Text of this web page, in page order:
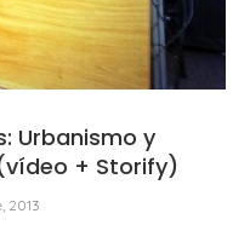
Urbanismo y
+ Storify)
2013